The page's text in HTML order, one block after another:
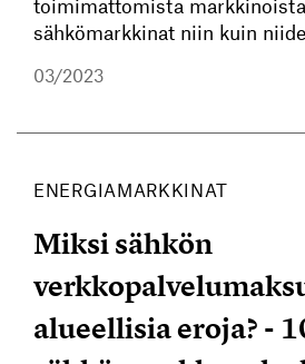
toimimattomista
sähkömarkkinat niin kuin
03/2023
ENERGIAMARKKINAT
Miksi sähkön
alueellisia eroja? -